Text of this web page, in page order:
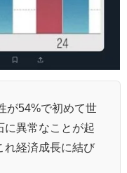
が54%で初めて世
に異常なことが起
れ経済成長に結び